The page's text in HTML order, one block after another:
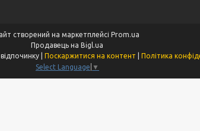
створений на маркетплейсі Prom.ua
Продавець на Bigl.ua
Поскаржитися на контент
Політика
Select Language ▼